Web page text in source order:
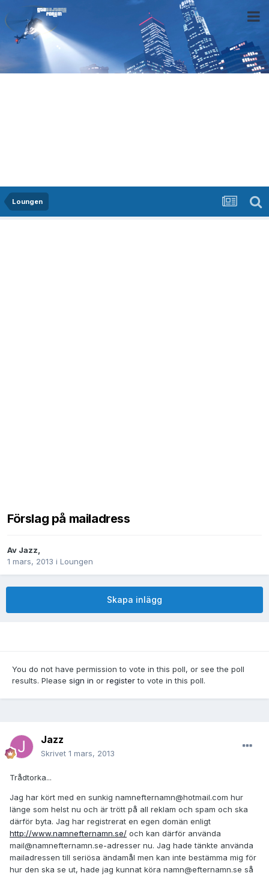
Loungen
Förslag på mailadress
Av Jazz,
1 mars, 2013 i Loungen
Skapa inlägg
You do not have permission to vote in this poll, or see the poll
results. Please sign in or registerto vote in this poll.
Jazz
Skrivet 1 mars, 2013
Trådtorka...
Jag har kört med en sunkig namnefternamn@hotmail.com hur
länge som helst nu och är trött på all reklam och spam och ska
därför byta. Jag har registrerat en egen domän enligt
http://www.namnefternamn.se/ och kan därför använda
mail@namnefternamn.se-adresser nu. Jag hade tänkte använda
mailadressen till seriösa ändamål men kan inte bestämma mig för
hur den ska se ut, hade jag kunnat köra namn@efternamn.se så